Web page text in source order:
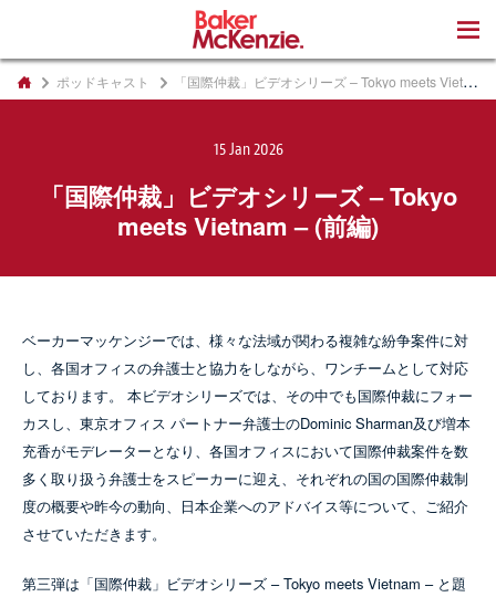
ポッドキャスト 「国際仲裁」ビデオシリーズ – Tokyo meets Vietnam – (前編)
15 Jan 2026
「国際仲裁」ビデオシリーズ – Tokyo
meets Vietnam – (前編)
ベーカーマッケンジーでは、様々な法域が関わる複雑な紛争案件に対
し、各国オフィスの弁護士と協力をしながら、ワンチームとして対応
しております。 本ビデオシリーズでは、その中でも国際仲裁にフォー
カスし、東京オフィス パートナー弁護士のDominic Sharman及び増本
充香がモデレーターとなり、各国オフィスにおいて国際仲裁案件を数
多く取り扱う弁護士をスピーカーに迎え、それぞれの国の国際仲裁制
度の概要や昨今の動向、日本企業へのアドバイス等について、ご紹介
させていただきます。
第三弾は「国際仲裁」ビデオシリーズ – Tokyo meets Vietnam – と題